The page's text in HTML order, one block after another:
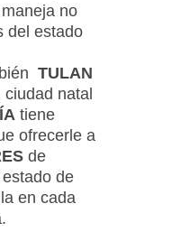
no
del estado
TULAN
ciudad natal
tiene
ofrecerle a
de
de
en cada